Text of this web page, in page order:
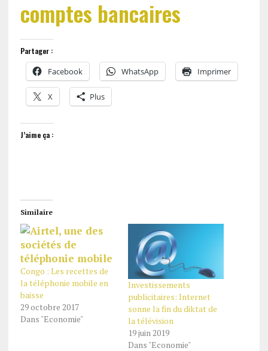
comptes bancaires
Partager :
Facebook WhatsApp Imprimer
X Plus
J’aime ça :
Similaire
Congo : Les recettes de
la téléphonie mobile en
baisse
29 octobre 2017
Dans "Economie"
Investissements
publicitaires: Internet
sonne la fin du diktat de
la télévision
19 juin 2019
Dans "Economie"